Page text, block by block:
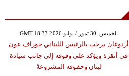
GMT 18:33 2026 الخميس ,30 تموز / يوليو
أردوغان يرحب بالرئيس اللبناني جوزاف عون
في أنقرة ويؤكد على وقوفه إلى جانب سيادة
لبنان وحقوقه المشروعةً